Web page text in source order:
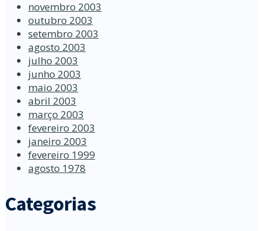
novembro 2003
outubro 2003
setembro 2003
agosto 2003
julho 2003
junho 2003
maio 2003
abril 2003
março 2003
fevereiro 2003
janeiro 2003
fevereiro 1999
agosto 1978
Categorias